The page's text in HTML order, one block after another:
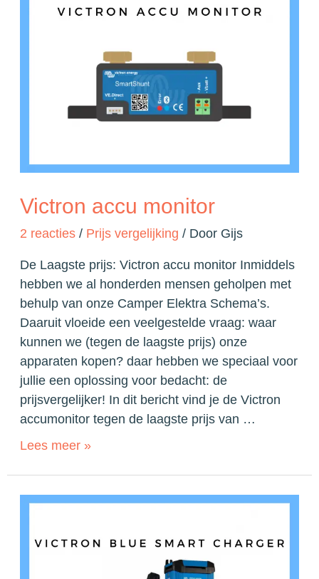
Victron accu monitor
2 reacties / Prijs vergelijking / Door Gijs
De Laagste prijs: Victron accu monitor Inmiddels
hebben we al honderden mensen geholpen met
behulp van onze Camper Elektra Schema’s.
Daaruit vloeide een veelgestelde vraag: waar
kunnen we (tegen de laagste prijs) onze
apparaten kopen? daar hebben we speciaal voor
jullie een oplossing voor bedacht: de
prijsvergelijker! In dit bericht vind je de Victron
accumonitor tegen de laagste prijs van …
Lees meer »